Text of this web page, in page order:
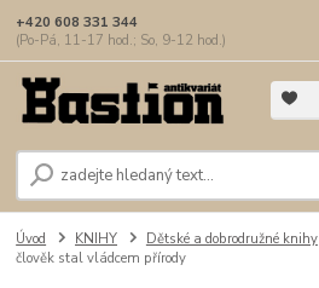
+420 608 331 344
(Po-Pá, 11-17 hod.; So, 9-12 hod.)
Úvod KNIHY Dětské a dobrodružné knihy
člověk stal vládcem přírody